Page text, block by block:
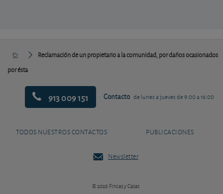
Reclamación de un propietario a la comunidad, por daños ocasionados
por ésta
913 009 151 Contacto de lunes a jueves de 9:00 a 16:00
TODOS NUESTROS CONTACTOS PUBLICACIONES
Newsletter
© 2026 Fincas y Casas